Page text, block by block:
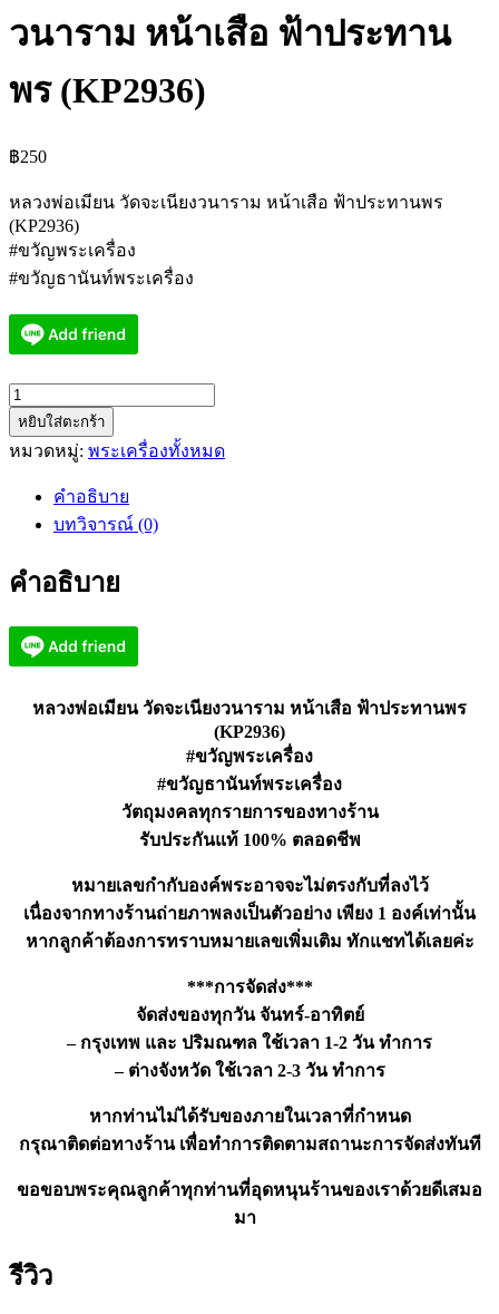
วนาราม หน้าเสือ ฟ้าประทาน
พร (KP2936)
฿250
หลวงพ่อเมียน วัดจะเนียงวนาราม หน้าเสือ ฟ้าประทานพร
(KP2936)
#ขวัญพระเครื่อง
#ขวัญธานันท์พระเครื่อง
จำนวน
หลวง
พ่อ
เนียง
หน้า
หยิบใส่ตะกร้า
หมวดหมู่: พระเครื่องทั้งหมด
คำอธิบาย
บทวิจารณ์ (0)
คำอธิบาย
หลวงพ่อเมียน วัดจะเนียงวนาราม หน้าเสือ ฟ้าประทานพร
(KP2936)
#ขวัญพระเครื่อง
#ขวัญธานันท์พระเครื่อง
วัตถุมงคลทุกรายการของทางร้าน
รับประกันแท้ 100% ตลอดชีพ
หมายเลขกำกับองค์พระอาจจะไม่ตรงกับที่ลงไว้
เนื่องจากทางร้านถ่ายภาพลงเป็นตัวอย่าง เพียง 1 องค์เท่านั้น
หากลูกค้าต้องการทราบหมายเลขเพิ่มเติม ทักแชทได้เลยค่ะ
***การจัดส่ง***
จัดส่งของทุกวัน จันทร์-อาทิตย์
– กรุงเทพ และ ปริมณฑล ใช้เวลา 1-2 วัน ทำการ
– ต่างจังหวัด ใช้เวลา 2-3 วัน ทำการ
หากท่านไม่ได้รับของภายในเวลาที่กำหนด
กรุณาติดต่อทางร้าน เพื่อทำการติดตามสถานะการจัดส่งทันที
ขอขอบพระคุณลูกค้าทุกท่านที่อุดหนุนร้านของเราด้วยดีเสมอ
มา
รีวิว